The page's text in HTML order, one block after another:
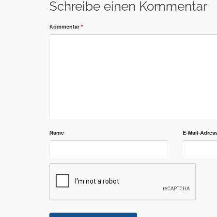
Schreibe einen Kommentar
Kommentar *
Name E-Mail-